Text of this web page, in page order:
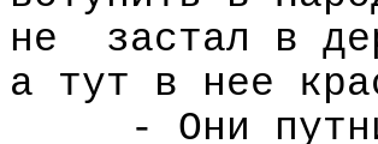
не
застал в
а тут в нее
- Они